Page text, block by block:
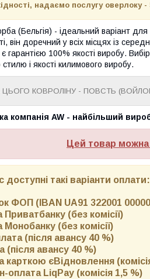
надаємо послугу оверлоку -
(Бельгія) - ідеальний варіант для
він доречний у всіх місцях із
є гарантією 100% якості виробу.
і якості килимового виробу.
КОВРОЛІНУ - ПОВСТЬ
компанія AW - найбільший
Цей товар можна
доступні такі варіанти оплати:
ФОП (IBAN UA91 322001 00000
Приватбанку (без комісії)
Монобанку (без комісії)
(після авансу 40 %)
(після авансу 40 %)
карткою єВідновлення
оплата LiqPay (комісія 1,5 %)